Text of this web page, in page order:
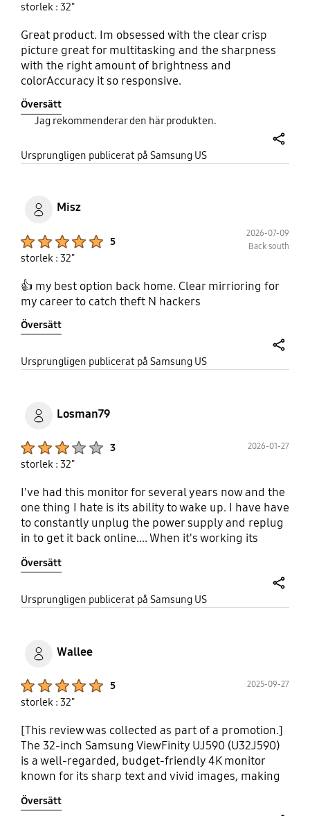
storlek : 32"
Great product. Im obsessed with the clear crisp
picture great for multitasking and the sharpness
with the right amount of brightness and
colorAccuracy it so responsive.
Översätt
Jag rekommenderar den här produkten.
Ursprungligen publicerat på Samsung US
Misz
5
2026-07-09
Back south
storlek : 32"
👍 my best option back home. Clear mirrioring for
my career to catch theft N hackers
Översätt
Ursprungligen publicerat på Samsung US
Losman79
3 2026-01-27
storlek : 32"
I've had this monitor for several years now and the
one thing I hate is its ability to wake up. I have have
to constantly unplug the power supply and replug
in to get it back online.... When it's working its
general work. It's time for this one monitor to go......
Översätt
Ursprungligen publicerat på Samsung US
Wallee
5 2025-09-27
storlek : 32"
[This review was collected as part of a promotion.]
The 32-inch Samsung ViewFinity UJ590 (U32J590)
is a well-regarded, budget-friendly 4K monitor
known for its sharp text and vivid images, making
deep blacks and good dark room performance
Översätt